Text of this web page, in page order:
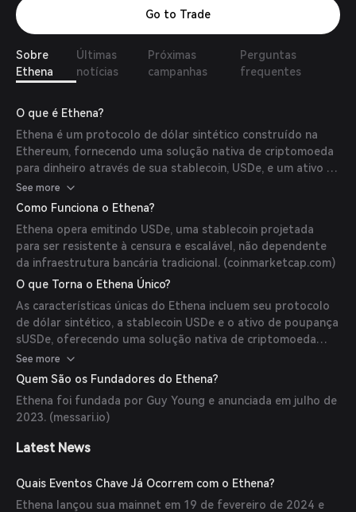
Go to Trade
Sobre
Ethena
Últimas
notícias
Próximas
campanhas
Perguntas
frequentes
O que é Ethena?
Ethena é um protocolo de dólar sintético construído na
Ethereum, fornecendo uma solução nativa de criptomoeda
para dinheiro através de sua stablecoin, USDe, e um ativo de
poupança em dólar acessível globalmente, sUSDe.
(coinbase.com
See more
Como Funciona o Ethena?
Ethena opera emitindo USDe, uma stablecoin projetada
para ser resistente à censura e escalável, não dependente
da infraestrutura bancária tradicional. (coinmarketcap.com)
O que Torna o Ethena Único?
As características únicas do Ethena incluem seu protocolo
de dólar sintético, a stablecoin USDe e o ativo de poupança
sUSDe, oferecendo uma solução nativa de criptomoeda
para dinheiro. (
See more
Quem São os Fundadores do Ethena?
Ethena foi fundada por Guy Young e anunciada em julho de
2023. (messari.io)
Latest News
Quais Eventos Chave Já Ocorrem com o Ethena?
Ethena lançou sua mainnet em 19 de fevereiro de 2024 e